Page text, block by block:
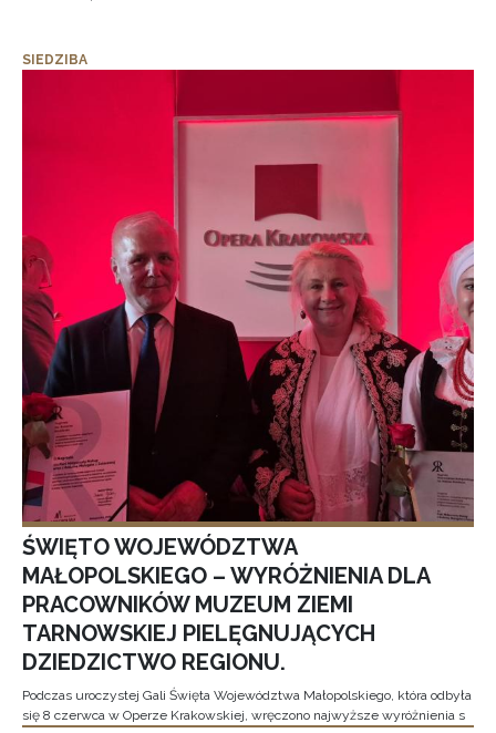
SIEDZIBA
ŚWIĘTO WOJEWÓDZTWA
MAŁOPOLSKIEGO – WYRÓŻNIENIA DLA
PRACOWNIKÓW MUZEUM ZIEMI
TARNOWSKIEJ PIELĘGNUJĄCYCH
DZIEDZICTWO REGIONU.
Podczas uroczystej Gali Święta Województwa Małopolskiego, która odbyła
się 8 czerwca w Operze Krakowskiej, wręczono najwyższe wyróżnienia s